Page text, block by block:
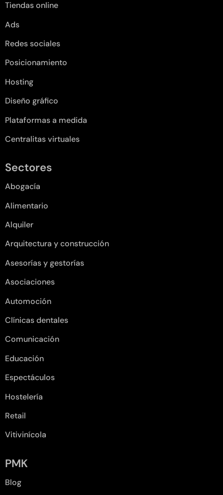
Tiendas online
Ads
Redes sociales
Posicionamiento
Hosting
Diseño gráfico
Plataformas a medida
Centralitas virtuales
Sectores
Abogacía
Alimentario
Alquiler
Arquitectura y construcción
Asesorías y gestorías
Asociaciones
Automoción
Clínicas dentales
Comunicación
Educación
Espectáculos
Hostelería
Retail
Vitivinícola
PMK
Blog